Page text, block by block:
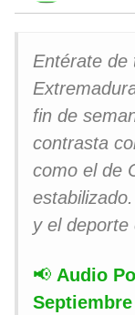
Entérate de
fin de
contrasta
como el de
y el deporte
📢 Audio
Septiembre